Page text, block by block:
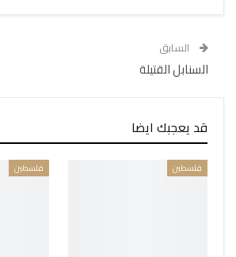
السابق
السنابل القتيلة
قد يعجبك ايضا
فلسطين فلسطين